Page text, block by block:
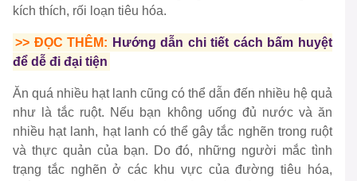
kích thích, rối loạn tiêu hóa.
>> ĐỌC THÊM: Hướng dẫn chi tiết cách bấm huyệt
để dễ đi đại tiện
Ăn quá nhiều hạt lanh cũng có thể dẫn đến nhiều hệ quả
như là tắc ruột. Nếu bạn không uống đủ nước và ăn
nhiều hạt lanh, hạt lanh có thể gây tắc nghẽn trong ruột
và thực quản của bạn. Do đó, những người mắc tình
trạng tắc nghẽn ở các khu vực của đường tiêu hóa,